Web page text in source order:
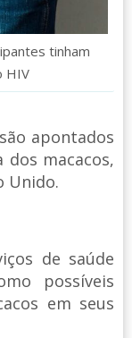
tinham
HIV
apontados
macacos,
Unido.
de saúde
possíveis
em seus